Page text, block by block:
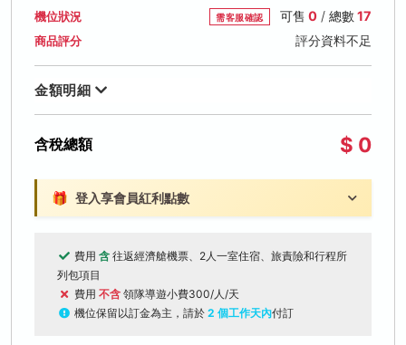
機位狀況 需客服確認 可售 0/ 總數17
商品評分 評分資料不足
金額明細
含稅總額 $ 0
🎁 登入享會員紅利點數
費用 含 往返經濟艙機票、2人一室住宿、旅責險和行程所
列包項目
費用 不含 領隊導遊小費300/人/天
機位保留以訂金為主，請於 2 個工作天內付訂